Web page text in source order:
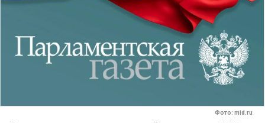
Фото: mid.ru